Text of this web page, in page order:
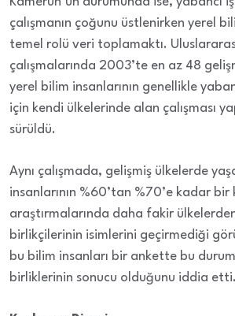
çalışmanın çoğunu üstlenirken yerel
temel rolü veri toplamaktı.
çalışmalarında 2003’te en az 48
yerel bilim insanlarının genellikle
için kendi ülkelerinde alan çalışması
sürüldü.
Aynı çalışmada, gelişmiş ülkelerde
insanlarının %60’tan %70’e kadar bir
araştırmalarında daha fakir
birlikçilerinin isimlerini geçirmediği
bu bilim insanları bir ankette bu
birliklerinin sonucu olduğunu iddia etti.